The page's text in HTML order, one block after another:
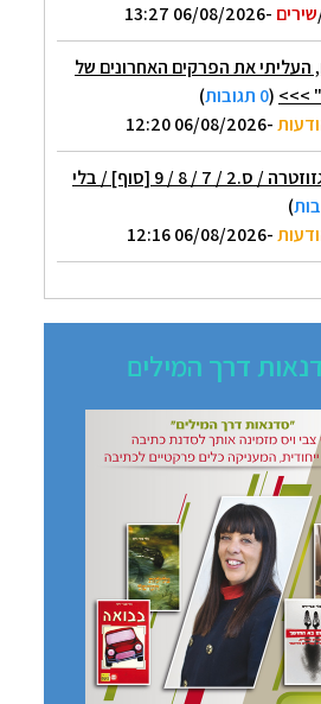
שירים -06/08/2026 13:27
העליתי את הפרקים האחרונים של
>>>
(0 תגובות
)
-06/08/2026 12:20
סיפורים מהגזוזטרה / ס.2 / 7 / 8 / 9 [סוף] / בלי
)
-06/08/2026 12:16
דרך המילים